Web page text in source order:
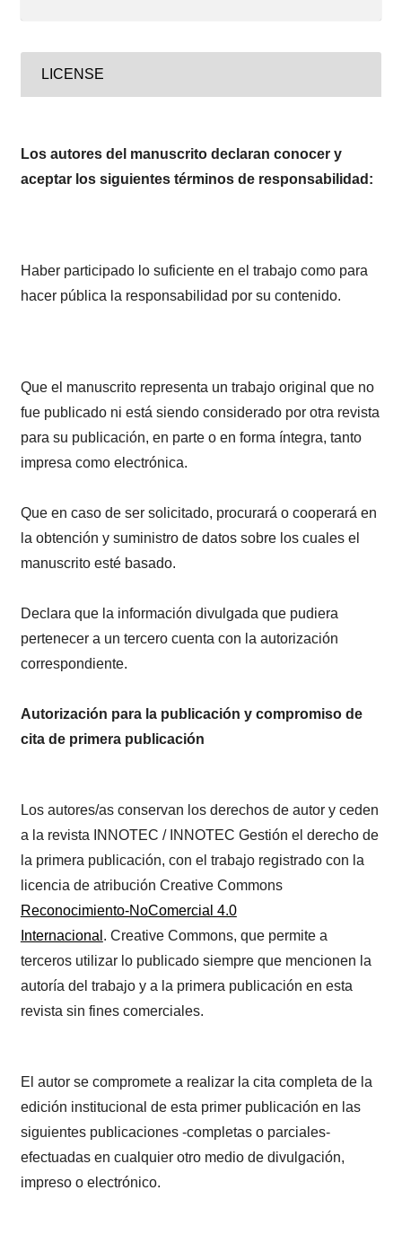
LICENSE
Los autores del manuscrito declaran conocer y
aceptar los siguientes términos de responsabilidad:
Haber participado lo suficiente en el trabajo como para
hacer pública la responsabilidad por su contenido.
Que el manuscrito representa un trabajo original que no
fue publicado ni está siendo considerado por otra revista
para su publicación, en parte o en forma íntegra, tanto
impresa como electrónica.
Que en caso de ser solicitado, procurará o cooperará en
la obtención y suministro de datos sobre los cuales el
manuscrito esté basado.
Declara que la información divulgada que pudiera
pertenecer a un tercero cuenta con la autorización
correspondiente.
Autorización para la publicación y compromiso de
cita de primera publicación
Los autores/as conservan los derechos de autor y ceden
a la revista INNOTEC / INNOTEC Gestión el derecho de
la primera publicación, con el trabajo registrado con la
licencia de atribución Creative Commons
Reconocimiento-NoComercial 4.0
Internacional . Creative Commons, que permite a
terceros utilizar lo publicado siempre que mencionen la
autoría del trabajo y a la primera publicación en esta
revista sin fines comerciales.
El autor se compromete a realizar la cita completa de la
edición institucional de esta primer publicación en las
siguientes publicaciones -completas o parciales-
efectuadas en cualquier otro medio de divulgación,
impreso o electrónico.